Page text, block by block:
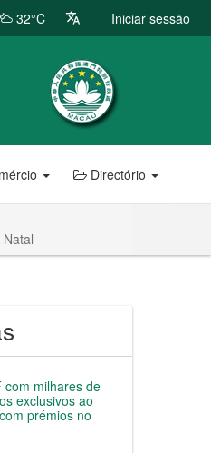
32°C Iniciar sessão
Directório
com milhares de
exclusivos ao
prémios no